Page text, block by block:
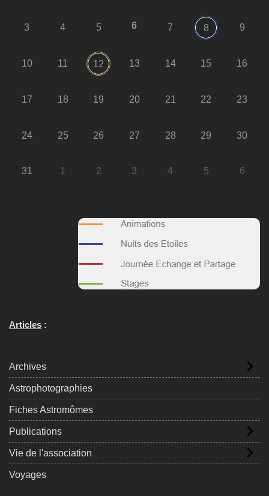
3 4 5 6 7 8 9
10 11 12 13 14 15 16
17 18 19 20 21 22 23
24 25 26 27 28 29 30
31 1 2 3 4 5 6
Articles :
Archives
Astrophotographies
Fiches Astromômes
Publications
Vie de l'association
Voyages